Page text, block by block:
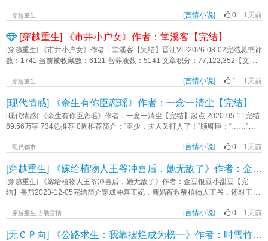
脸，可以是殴打的打，宅斗，可以是搏斗的斗，勾心斗角？不存在的，直接短兵
相接。从此顾绵绵放飞自我，在抽象的路上越走越快乐。任务1、获得家族的认
可。顾绵绵：原来把不靠谱的爹抽一顿就行？早说啊。任务2、带着闺中密友去郊
外踏青赏花。顾绵绵：为什么“密友”被绑着你别问，为什么“花”能用藤条抽人你也
别问。任务3、扶危济困，获得名声。顾绵绵：什么，恶名也行？其实我不是故意
的。任务4、开办宴会，让客人宾至如归。顾绵绵：客人陷入危险被我拯救，给个
好评是应该的。至于客人为什么在我办的宴会里陷入危险？这不重要。任务5、庄
园经略，提升家族资产。顾绵绵：没庄园怎么办？那就把城外圈起来。还要赚
钱？简单，那我收个过路费不就行了。在顾绵绵用骚操作推平主线时，系统又甩
出任务：请攻略优质男性。顾绵绵：这个攻略，可以是攻击的攻吗？某优质男
性：可以，但你可以只攻击我一个吗？cp：爱装模作样的嚣张女主x爱撒娇的缺德
男主阅读提示：1、给女主用这个名字是为了玩反差；2、女主勉强算好人，只是
性格有一定缺陷，容易随心所欲，且这个世界由于特殊原因人渣多，女主不太会
对配角心软；3、架空古代背景，搞笑+战斗，带点奇幻带点克，请勿考据。4、
微群像。内容标签： 欢喜冤家 系统 古代幻想 沙雕 反套路 克苏鲁主角视角顾绵绵
温小楼配角萧延昱赵婉茵顾青荷青霄娘子萧既明一句话简介：物理宅斗你怕了吗
立意：冷静对待意外，才能获得成功《说好的宅斗，怎么打起来了？》作者：清
香大鱿鱼
值更是达到了惊人的零。而某些特殊产品更是有钱都买不到，只随盛宁心意偶尔
诀，人们尊敬的称她为末世第一净化师。已经成为这个世上最大污染源的盛宁疲
惫微笑：你们高兴就好。内容标签： 种田文 异能 末世 爽文 经营 废土主角视角盛
宁谢远航一句话简介：污染物搞农场，当最大领主立意：就算身处黑暗，也永远
文主角视角乔知予苏允硕其它：韩娱、女团、娱乐圈一句话简介：从韩国练习生
小伙伴一起下乡。陈劲草：农村是个广阔天地，也能有所作为。做为一株野草，
领乡亲们悄悄脱贫致富。人们提起陈劲草，个个都夸好，人如其名，她就是疾风
中的一株劲草。她让乡亲吃得更饱，让知青过得更好。温馨提示：看文先看排
雷，避免被雷，互相筛选，双向奔赴。一、姐弟恋，女大男8岁，女主在男主之前
女，一切人物均为剧情服务，人物三观不代表作者三观。 谢绝写作指导，包括
尊重，互道珍重。二、种田基建剧情流，剧情舒缓平静，节奏慢。三、女主独立
但不孤立，道德三观比较灵活，有野心有心计，先利己顺便利人。配角各有各的
考量算计，全文无完美人物。四、晋江好文千千万，不喜你就换；看到雷点你就
争，好心情很珍贵，大家别浪费。弃文不必告知。辱骂吵架会删评。日更三千，
配角李海明何亚文陈春河陈青松王志刚林琴南吴清源宁舒宪一句话简介：疾风劲
草，嘴甜心狠女主角。立意：如果世界是黑暗的，我便成为火炬。《回到六零当
生产队长》作者：洛水伽楠
穿越重生 [言情小说] 0 1天前
[穿越重生] 《市井小户女》作者：堂溪客【完结】
[穿越重生] 《市井小户女》作者：堂溪客【完结】晋江VIP2026-08-02完结总书评
数：1741 当前被收藏数：6121 营养液数：5141 文章积分：77,122,352【文
房的小女儿——年仅七岁的祝三娘。翁翁是秀才，大半辈子的老秀才。爹爹是童
的一个小院子里，过得倒是热闹的紧。清早，外头天还没有亮，婆婆杨铁娘的大
嗓门就打窗外飘进来了。芙生打着哈欠披上干净的衫子，不用睁眼便摸去了同胞
哥哥祝筠生的房中，两巴掌将人打醒，瞧着人捧上书了，这才厨房舀水，开始净
不足、前途渺茫的，胞兄有读书的天赋却偏要空耗。那她也只能好好学习，并顺
像。2，女主开篇小，剧情拉扯长，温馨向。3，喜欢的点点收藏哦，男主出场比
较晚，介意者慎入。内容标签： 穿越时空 种田文 美食 市井生活 日常 宋穿主角视
角祝芙生（三娘）宋鹤安配角祝家众人一句话简介：好好学习，哥哥向上，全家
穿越重生 [言情小说] 1 1天前
[现代情感] 《余生有你臣恋瑶》作者：一念一清尘【完结】
[现代情感] 《余生有你臣恋瑶》作者：一念一清尘【完结】起点 2020-05-11完结
69.56万字 734总推荐 0周推荐简介：“臣少，夫人又打人了！”顾卿臣：“……”总
人，撞人家车了！”顾卿臣：小丫头，真不把我的话放在心上啊！关起来！结果从
他”顾卿臣：“备车，我去边上看着。这小丫头不亲自把这口气用拳头撒出去，怕是
几天都不能消停。”顾家是京城的豪门，顾氏集团是全国的经济巨头，而掌管顾氏
集团的顾卿臣，相传他冷血无情，不近女色，在商场上向来是铁血手腕，让人闻
生非她不娶。待小丫头十八岁那年，他满心欢喜的去找她可看到的却是她接受了
生有你。《余生有你臣恋瑶》作者：一念一清尘
现代都市 [言情小说] 0 1天前
[穿越重生] 《嫁给植物人王爷冲喜后，她无敌了》作者：金豆银豆小甜豆【完结】
[穿越重生] 《嫁给植物人王爷冲喜后，她无敌了》作者：金豆银豆小甜豆【完
结】番茄2023-12-05完结简介穿成冲喜王妃，新婚夜救醒植物人王爷，还对王爷
骂她无才，她琴棋书画、暗器武功无一不通，狠虐各路渣渣。 就连那高冷王爷也
笑，“和离吧。”已完结宫斗宅斗医术古代言情穿越空间138.2万字《嫁给植物人王
穿越重生,古装言情 [言情小说] 0 1天前
[无ＣＰ向] 《公路求生：我靠摆烂成为榜一》作者：时雪竹【完结】